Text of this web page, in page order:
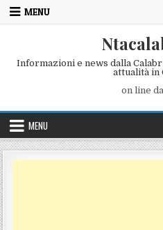
Skip to content
MENU
Informazioni e news dalla
attualità in
on line
MENU